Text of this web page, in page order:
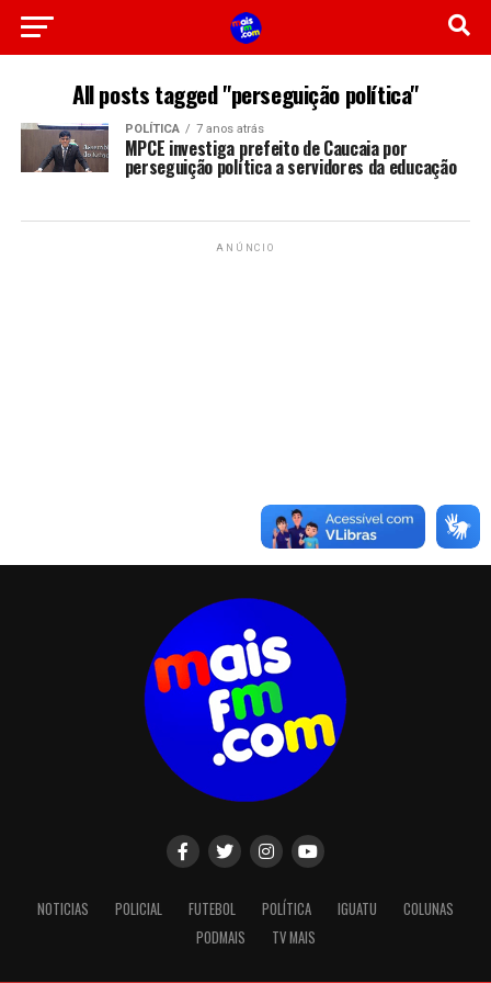
All posts tagged "perseguição política"
POLÍTICA 7 anos atrás
MPCE investiga prefeito de Caucaia por
perseguição política a servidores da educação
ANÚNCIO
NOTICIAS POLICIAL FUTEBOL POLÍTICA IGUATU
COLUNAS
PODMAIS
TV MAIS